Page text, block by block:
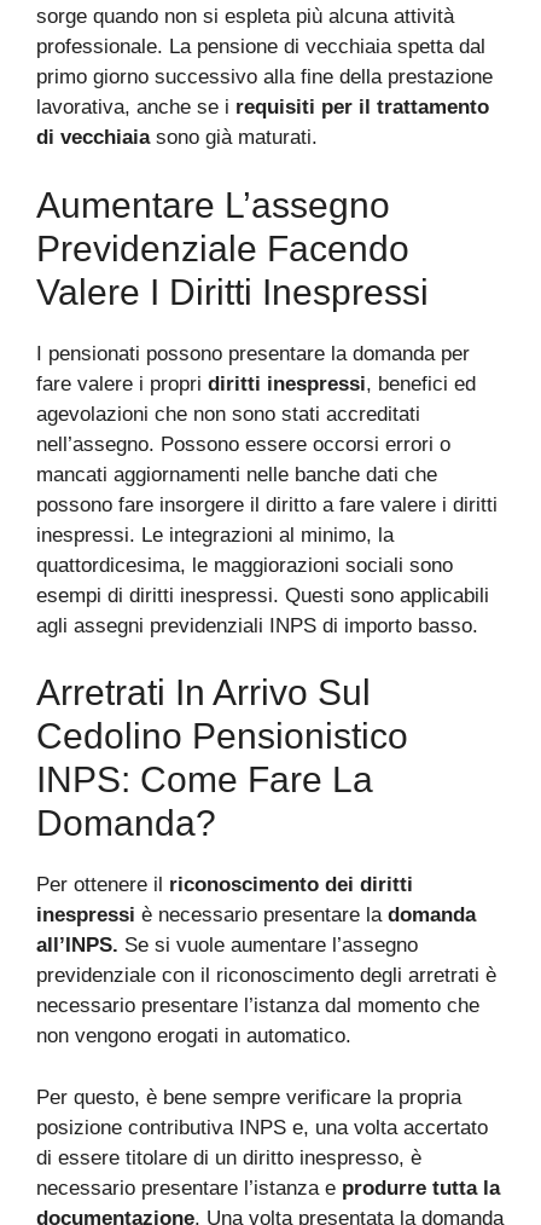
sorge quando non si espleta più alcuna attività
professionale. La pensione di vecchiaia spetta dal
primo giorno successivo alla fine della prestazione
lavorativa, anche se i requisiti per il trattamento
di vecchiaiasono già maturati.
Aumentare L’assegno
Previdenziale Facendo
Valere I Diritti Inespressi
I pensionati possono presentare la domanda per
fare valere i propri diritti inespressi, benefici ed
agevolazioni che non sono stati accreditati
nell’assegno. Possono essere occorsi errori o
mancati aggiornamenti nelle banche dati che
possono fare insorgere il diritto a fare valere i diritti
inespressi. Le integrazioni al minimo, la
quattordicesima, le maggiorazioni sociali sono
esempi di diritti inespressi. Questi sono applicabili
agli assegni previdenziali INPS di importo basso.
Arretrati In Arrivo Sul
Cedolino Pensionistico
INPS: Come Fare La
Domanda?
Per ottenere il riconoscimento dei diritti
inespressi è necessario presentare la domanda
all’INPS. Se si vuole aumentare l’assegno
previdenziale con il riconoscimento degli arretrati è
necessario presentare l’istanza dal momento che
non vengono erogati in automatico.
Per questo, è bene sempre verificare la propria
posizione contributiva INPS e, una volta accertato
di essere titolare di un diritto inespresso, è
necessario presentare l’istanza e produrre tutta la
documentazione. Una volta presentata la domanda